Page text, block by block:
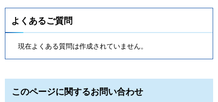
よくあるご質問
現在よくある質問は作成されていません。
このページに関するお問い合わせ